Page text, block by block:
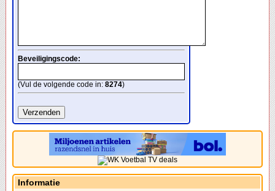
Beveiligingscode:
(Vul de volgende code in: 8274)
Informatie